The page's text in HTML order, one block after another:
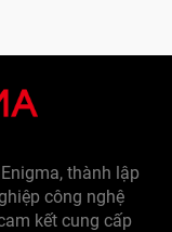
thành lập
công nghệ
kết cung cấp